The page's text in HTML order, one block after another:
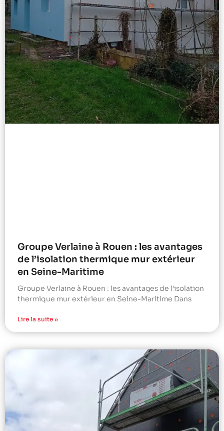
Groupe Verlaine à Rouen : les avantages
de l’isolation thermique mur extérieur
en Seine-Maritime
Groupe Verlaine à Rouen : les avantages de l’isolation
thermique mur extérieur en Seine-Maritime Dans
Lire la suite »